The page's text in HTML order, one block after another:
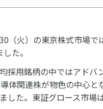
（火）の東京株式市場で
た。
採用銘柄の中ではアドバ
体関連株が物色の中心
した。東証グロース市場